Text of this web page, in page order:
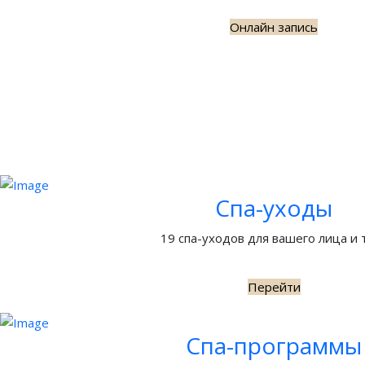
Онлайн запись
Спа-уходы
19 спа-уходов для вашего лица и
Перейти
Спа-программы